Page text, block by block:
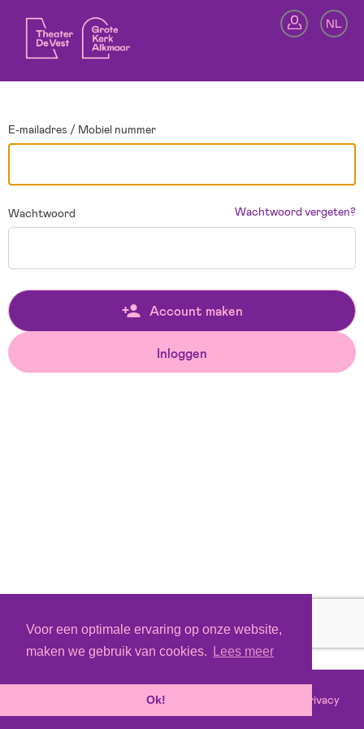
Voor een optimale ervaring op onze website,
maken we gebruik van cookies.
Lees meer
Ok!
NL
E-mailadres / Mobiel nummer
Wachtwoord Wachtwoord vergeten?
Account maken
Inloggen
Tixly Privacy